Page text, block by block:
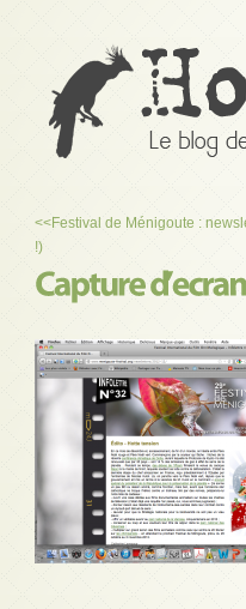
<<Festival de Ménigoute :
!)